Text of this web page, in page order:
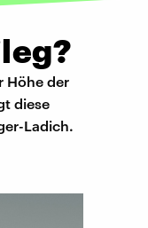
Höhe der
diese
Ladich.